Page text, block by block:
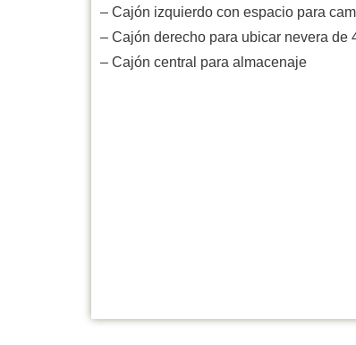
– ⁠Cajón izquierdo con espacio para
– ⁠Cajón derecho para ubicar nevera de
– ⁠Cajón central para almacenaje